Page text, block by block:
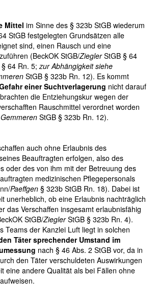
Mittel im Sinne des § 323b StGB wiederum
StGB festgelegten Grundsätzen alle
sind, einen Rausch und eine
(BeckOK StGB/ZieglerStGB § 64
64 Rn. 5;zur Abhängigkeit siehe
StGB § 323b Rn. 12). Es kommt
einer Suchtverlagerung nicht darauf
die Entziehungskur wegen der
Rauschmittel verordnet worden
StGB § 323b Rn. 12).
auch ohne Erlaubnis des
Beauftragten erfolgen, also des
oder des von ihm mit der Betreuung des
medizinischen Pflegepersonals
Paeffgen § 323b StGB Rn. 18). Dabei ist
unerheblich, ob eine Erlaubnis nachträglich
das Verschaffen insgesamt erlaubnisfähig
StGB/ZieglerStGB § 323b Rn. 4).
Teams der Kanzlei Luft liegt in solchen
Täter sprechender Umstand im
nach § 46 Abs. 2 StGB vor, da in
den Täter verschuldeten Auswirkungen
eine andere Qualität als bei Fällen ohne